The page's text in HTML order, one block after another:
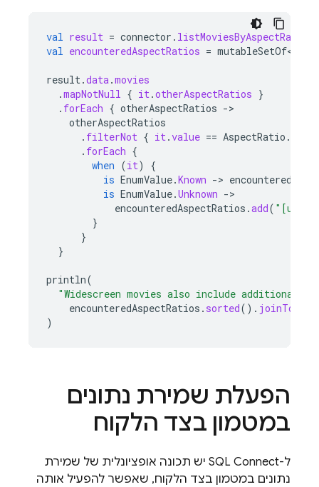
val result = connector . listMoviesByAspectRatio
val encounteredAspectRatios =
result.data.movies
.mapNotNull { it.otherAspectRatios }
. forEach { otherAspectRatios -
otherAspectRatios
. filterNot { it.value == AspectRatio .
. forEach {
when (it)
{
is EnumValue.Known ->
is EnumValue.Unknown -
encounteredAspectRatios .add(
}
}
}
println(
"Widescreen movies also include additional
encounteredAspectRatios . sorted().
)
הפעלת שמירת נתונים
במטמון בצד הלקוח
ל-SQL Connect יש תכונה אופציונלית של שמירת
נתונים במטמון בצד הלקוח, שאפשר להפעיל אותה